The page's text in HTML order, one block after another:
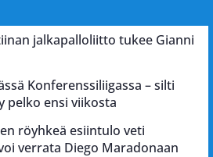
jalkapalloliitto tukee Gianni
Konferenssiliigassa – silti
pelko ensi viikosta
röyhkeä esiintulo veti
verrata Diego Maradonaan